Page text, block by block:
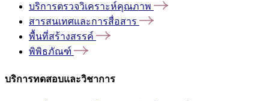
บริการตรวจวิเคราะห์คุณภาพ
สารสนเทศและการสื่อสาร
พื้นที่สร้างสรรค์
พิพิธภัณฑ์
บริการทดสอบและวิชาการ